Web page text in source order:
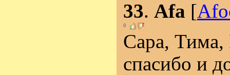
33. Afa [
0
Сара, Тима,
спасибо и